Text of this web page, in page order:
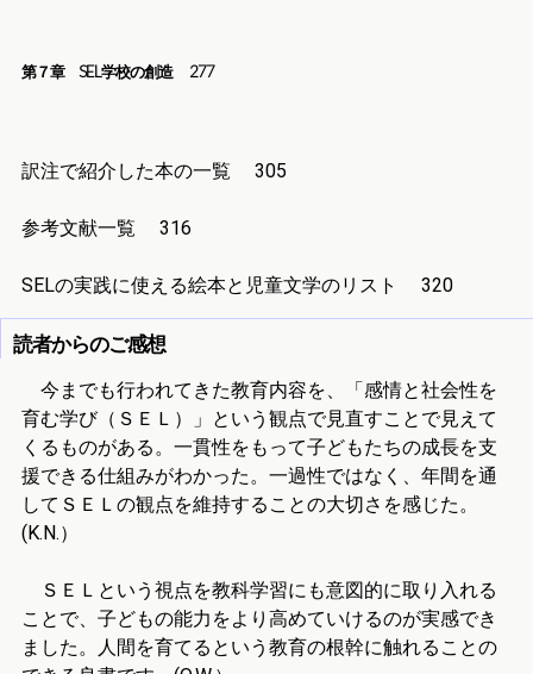
第７章 SEL学校の創造 277
訳注で紹介した本の一覧 305
参考文献一覧 316
SELの実践に使える絵本と児童文学のリスト 320
読者からのご感想
今までも行われてきた教育内容を、「感情と社会性を
育む学び（ＳＥＬ）」という観点で見直すことで見えて
くるものがある。一貫性をもって子どもたちの成長を支
援できる仕組みがわかった。一過性ではなく、年間を通
してＳＥＬの観点を維持することの大切さを感じた。
(K.N.）
ＳＥＬという視点を教科学習にも意図的に取り入れる
ことで、子どもの能力をより高めていけるのが実感でき
ました。人間を育てるという教育の根幹に触れることの